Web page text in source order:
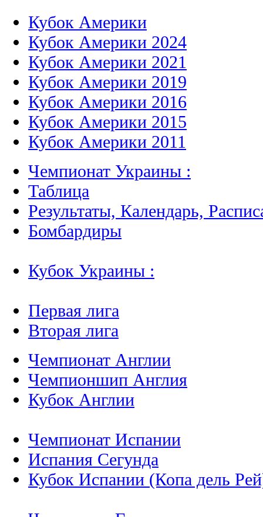
Кубок Америки
Кубок Америки 2024
Кубок Америки 2021
Кубок Америки 2019
Кубок Америки 2016
Кубок Америки 2015
Кубок Америки 2011
Чемпионат Украины :
Таблица
Результаты, Календарь,
Бомбардиры
Кубок Украины :
Первая лига
Вторая лига
Чемпионат Англии
Чемпионшип Англия
Кубок Англии
Чемпионат Испании
Испания Сегунда
Кубок Испании (Копа дель